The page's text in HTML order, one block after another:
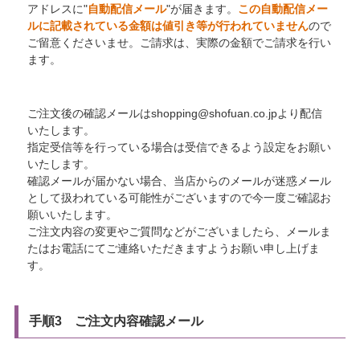
アドレスに"自動配信メール"が届きます。 この自動配信メー
ルに記載されている金額は値引き等が行われていませんので
ご留意くださいませ。ご請求は、実際の金額でご請求を行い
ます。
ご注文後の確認メールはshopping@shofuan.co.jpより配信
いたします。
指定受信等を行っている場合は受信できるよう設定をお願い
いたします。
確認メールが届かない場合、当店からのメールが迷惑メール
として扱われている可能性がございますので今一度ご確認お
願いいたします。
ご注文内容の変更やご質問などがございましたら、メールま
たはお電話にてご連絡いただきますようお願い申し上げま
す。
手順3 ご注文内容確認メール